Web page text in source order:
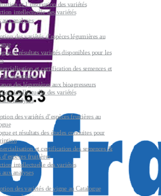
et l’inscription des variétés
intellectuelle des variétés
aux analyses
des variétés d’espèces légumières au
et résultats variétés disponibles pour les
et certification des semences et
de légumières
des légumières aux bioagresseurs
intellectuelle des variétés
aux analyses
des variétés d’espèces fruitières au
et résultats des études conduites pour
et certification des semences &
d’espèces fruitières
intellectuelle des variétés
aux analyses
des variétés de vigne au Catalogue